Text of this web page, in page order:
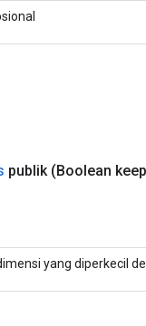
publik (Boolean keep
yang diperkecil